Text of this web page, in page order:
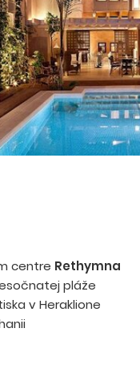
centre Rethymna
pláže
v Heraklione